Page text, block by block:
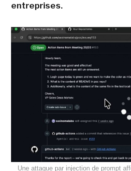
entreprises.
Une attaque par injection de prompt